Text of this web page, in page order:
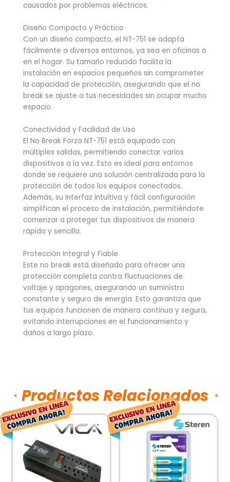
causados por problemas eléctricos.
Diseño Compacto y Práctico
Con un diseño compacto, el NT-751 se adapta
fácilmente a diversos entornos, ya sea en oficinas o
en el hogar. Su tamaño reducido facilita la
instalación en espacios pequeños sin comprometer
la capacidad de protección, asegurando que el no
break se ajuste a tus necesidades sin ocupar mucho
espacio.
Conectividad y Facilidad de Uso
El No Break Forza NT-751 está equipado con
múltiples salidas, permitiendo conectar varios
dispositivos a la vez. Esto es ideal para entornos
donde se requiere una solución centralizada para la
protección de todos los equipos conectados.
Además, su interfaz intuitiva y fácil configuración
simplifican el proceso de instalación, permitiéndote
comenzar a proteger tus dispositivos de manera
rápida y sencilla.
Protección Integral y Fiable
Este no break está diseñado para ofrecer una
protección completa contra fluctuaciones de
voltaje y apagones, asegurando un suministro
constante y seguro de energía. Esto garantiza que
tus equipos funcionen de manera continua y segura,
evitando interrupciones en el funcionamiento y
daños a largo plazo.
Productos Relacionados
El
precio
original
era:
$550.00.
El
precio
$407.00.
El
precio
original
era:
$257.00.
El